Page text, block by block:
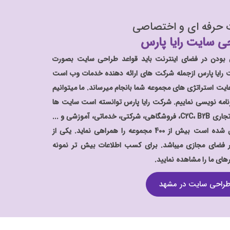
حرفه ای و اختصاصی
سایت رایا پارس
بودن در فضای اینترنت باید قواعد طراحی سایت بصورت
پارس ازجمله شرکت ‌های ارائه دهنده خدمات وب است
استراتژی های مجموعه شما بانجام میرساند. ما میتوانیم
نویسی نماییم. شرکت رایا پارس توانسته است سایت ها
و اپلیکیشن های متنوعی از نظر مدل تجاری C2C، B2B، فروشگاهی، شرکتی، خدماتی، آموزشی و ...
را پیاده سازی نماید. و تا کنون موفق شده است بیش از 400 مجموعه را همراهی نماید. یکی از
مجازی میباشد. برای کسب اطلاعات بیش تر نمونه
ما را مشاهده نمایید.
طراحی سایت در مشهد